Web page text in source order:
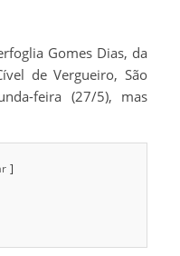
Gomes Dias, da
de Vergueiro, São
feira (27/5), mas